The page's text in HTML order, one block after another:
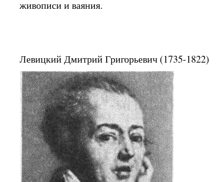
живописи и ваяния.
Левицкий Дмитрий Григорьевич (1735-1822)